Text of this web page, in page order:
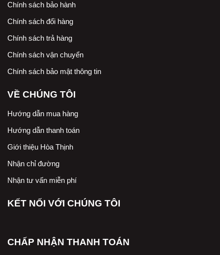
Chính sách bảo hành
Chính sách đổi hàng
Chính sách trả hàng
Chính sách vận chuyển
Chính sách bảo mật thông tin
VỀ CHÚNG TÔI
Hướng dẫn mua hàng
Hướng dẫn thanh toán
Giới thiệu Hòa Thịnh
Nhận chỉ đường
Nhận tư vấn miễn phí
KẾT NỐI VỚI CHÚNG TÔI
CHẤP NHẬN THANH TOÁN